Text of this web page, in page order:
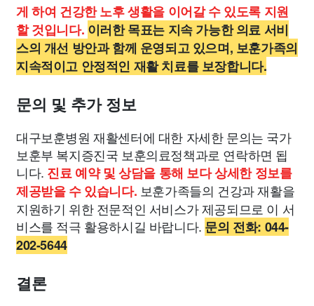
게 하여 건강한 노후 생활을 이어갈 수 있도록 지원
할 것입니다. 이러한 목표는 지속 가능한 의료 서비
스의 개선 방안과 함께 운영되고 있으며, 보훈가족의
지속적이고 안정적인 재활 치료를 보장합니다.
문의 및 추가 정보
대구보훈병원 재활센터에 대한 자세한 문의는 국가
보훈부 복지증진국 보훈의료정책과로 연락하면 됩
니다. 진료 예약 및 상담을 통해 보다 상세한 정보를
제공받을 수 있습니다. 보훈가족들의 건강과 재활을
지원하기 위한 전문적인 서비스가 제공되므로 이 서
비스를 적극 활용하시길 바랍니다. 문의 전화: 044-
202-5644
결론